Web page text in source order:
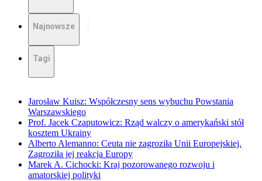
Najnowsze
Tagi
Jarosław Kuisz: Współczesny sens wybuchu Powstania
Warszawskiego
Prof. Jacek Czaputowicz: Rząd walczy o amerykański stół
kosztem Ukrainy
Alberto Alemanno: Ceuta nie zagroziła Unii Europejskiej.
Zagroziła jej reakcja Europy
Marek A. Cichocki: Kraj pozorowanego rozwoju i
amatorskiej polityki